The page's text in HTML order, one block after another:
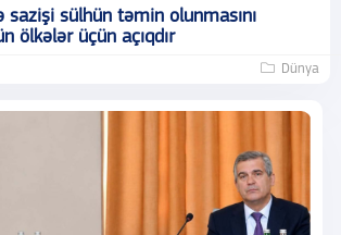
sazişi sülhün təmin olunmasını
ölkələr üçün açıqdır
Dünya